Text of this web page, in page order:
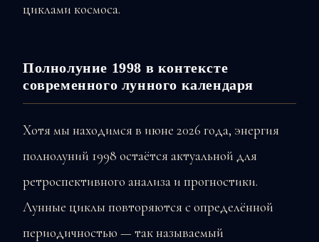
циклами космоса.
Полнолуние 1998 в контексте
современного лунного календаря
Хотя мы находимся в июне 2026 года, энергия
полнолуний 1998 остаётся актуальной для
ретроспективного анализа и прогностики.
Лунные циклы повторяются с определённой
периодичностью — так называемый